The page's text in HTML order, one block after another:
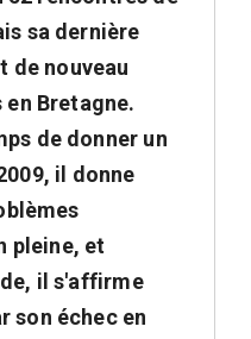
sa dernière
de nouveau
Bretagne.
de donner un
il donne
pleine, et
il s'affirme
son échec en